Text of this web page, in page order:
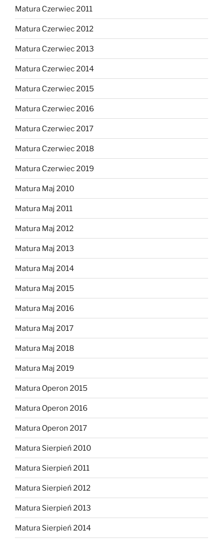
Matura Czerwiec 2011
Matura Czerwiec 2012
Matura Czerwiec 2013
Matura Czerwiec 2014
Matura Czerwiec 2015
Matura Czerwiec 2016
Matura Czerwiec 2017
Matura Czerwiec 2018
Matura Czerwiec 2019
Matura Maj 2010
Matura Maj 2011
Matura Maj 2012
Matura Maj 2013
Matura Maj 2014
Matura Maj 2015
Matura Maj 2016
Matura Maj 2017
Matura Maj 2018
Matura Maj 2019
Matura Operon 2015
Matura Operon 2016
Matura Operon 2017
Matura Sierpień 2010
Matura Sierpień 2011
Matura Sierpień 2012
Matura Sierpień 2013
Matura Sierpień 2014